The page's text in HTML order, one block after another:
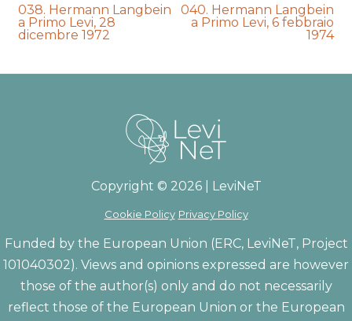
Previous
auction:
038. Hermann Langbein
a Primo Levi, 28
dicembre 1972
Next
auction:
040. Hermann Langbein
a Primo Levi, 6 febbraio
1974
Copyright © 2026 | LeviNeT
Cookie Policy Privacy Policy
Funded by the European Union (ERC, LeviNeT, Project
101040302). Views and opinions expressed are however
those of the author(s) only and do not necessarily
reflect those of the European Union or the European